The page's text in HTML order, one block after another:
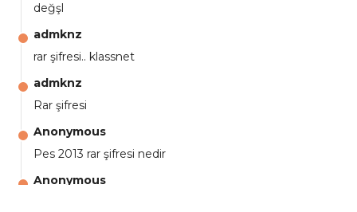
değşl
admknz
rar şifresi.. klassnet
admknz
Rar şifresi
Anonymous
Pes 2013 rar şifresi nedir
Anonymous